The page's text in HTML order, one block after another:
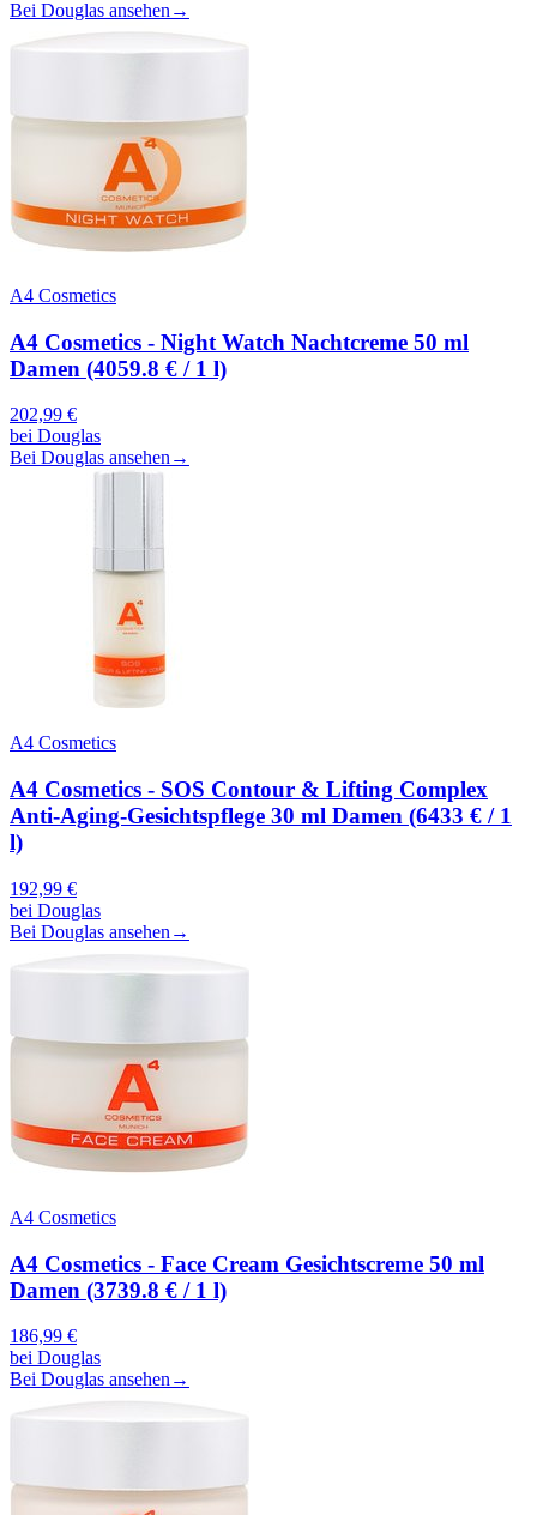
Bei Douglas ansehen →
A4 Cosmetics
A4 Cosmetics - Night Watch Nachtcreme 50 ml
Damen (4059.8 € / 1 l)
202,99 €
bei Douglas
Bei Douglas ansehen →
A4 Cosmetics
A4 Cosmetics - SOS Contour & Lifting Complex
Anti-Aging-Gesichtspflege 30 ml Damen (6433 € / 1
l)
192,99 €
bei Douglas
Bei Douglas ansehen →
A4 Cosmetics
A4 Cosmetics - Face Cream Gesichtscreme 50 ml
Damen (3739.8 € / 1 l)
186,99 €
bei Douglas
Bei Douglas ansehen →